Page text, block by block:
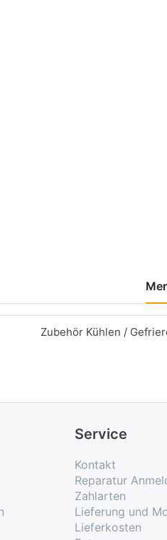
Zubehör Kühlen /
Service
Kontakt
Reparatur
Zahlarten
Lieferung und
Lieferkosten